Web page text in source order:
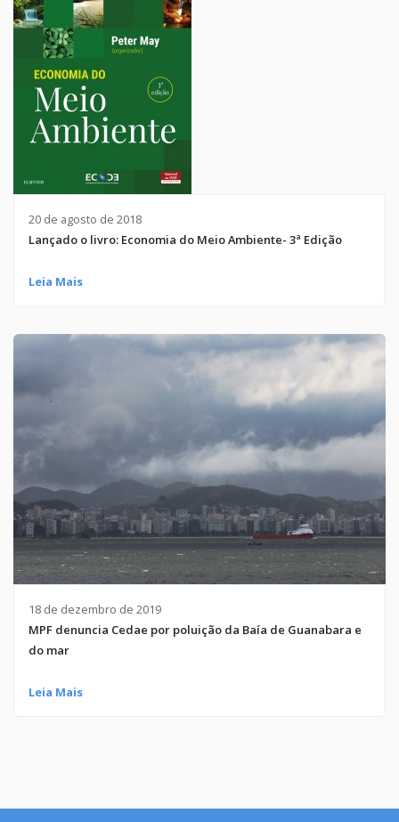
20 de agosto de 2018
Lançado o livro: Economia do Meio Ambiente- 3ª Edição
Leia Mais
18 de dezembro de 2019
MPF denuncia Cedae por poluição da Baía de Guanabara e
do mar
Leia Mais